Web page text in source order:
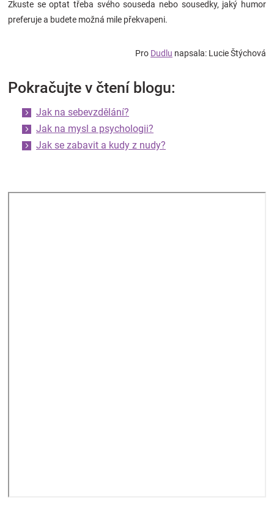
Zkuste se optat třeba svého souseda nebo sousedky, jaký humor
preferuje a budete možná mile překvapeni.
Pro Dudlu napsala: Lucie Štýchová
Pokračujte v čtení blogu:
Jak na sebevzdělání?
Jak na mysl a psychologii?
Jak se zabavit a kudy z nudy?